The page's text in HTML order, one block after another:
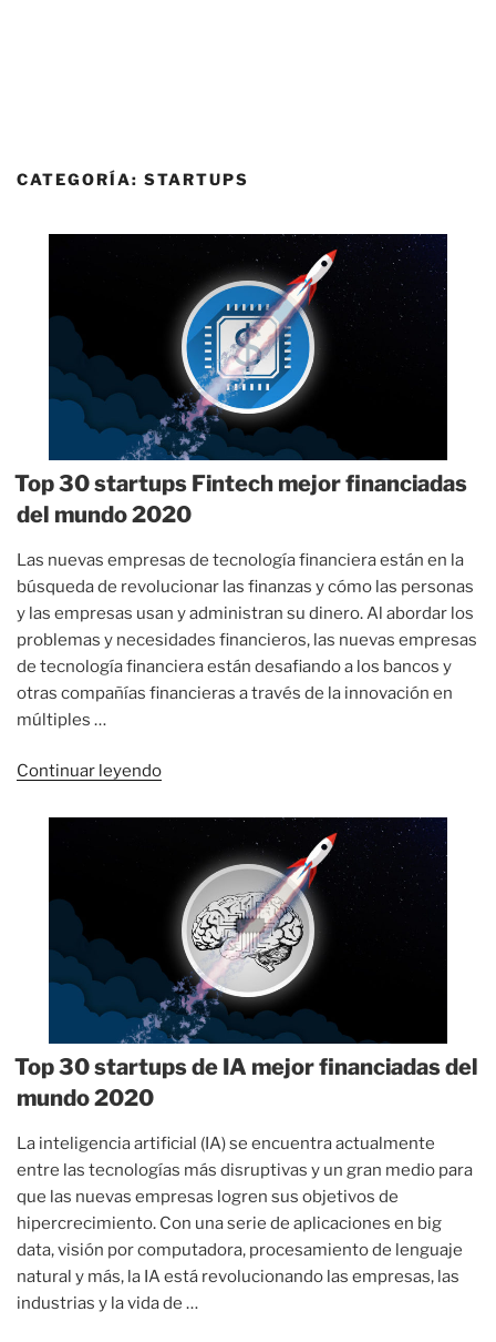
CATEGORÍA: STARTUPS
Top 30 startups Fintech mejor financiadas
del mundo 2020
Las nuevas empresas de tecnología financiera están en la
búsqueda de revolucionar las finanzas y cómo las personas
y las empresas usan y administran su dinero. Al abordar los
problemas y necesidades financieros, las nuevas empresas
de tecnología financiera están desafiando a los bancos y
otras compañías financieras a través de la innovación en
múltiples …
Continuar leyendo«Top
startups
mejor
financiadas
del
mundo
2020»
Top 30 startups de IA mejor financiadas del
mundo 2020
La inteligencia artificial (IA) se encuentra actualmente
entre las tecnologías más disruptivas y un gran medio para
que las nuevas empresas logren sus objetivos de
hipercrecimiento. Con una serie de aplicaciones en big
data, visión por computadora, procesamiento de lenguaje
natural y más, la IA está revolucionando las empresas, las
industrias y la vida de …